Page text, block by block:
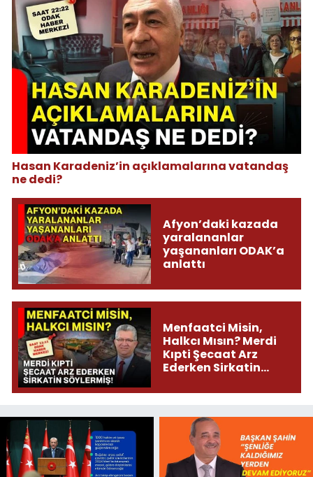
Hasan Karadeniz’in açıklamalarına vatandaş
ne dedi?
Afyon’daki kazada
yaralananlar
yaşananları ODAK’a
anlattı
Menfaatci Misin,
Halkcı Mısın? Merdi
Kıpti Şecaat Arz
Ederken Sirkatin